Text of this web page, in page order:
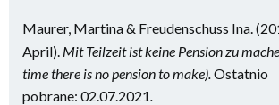
Maurer, Martina & Freudenschuss Ina.
April). Mit Teilzeit ist keine Pension zu
time there is no pension to make). Ostatnio
pobrane: 02.07.2021